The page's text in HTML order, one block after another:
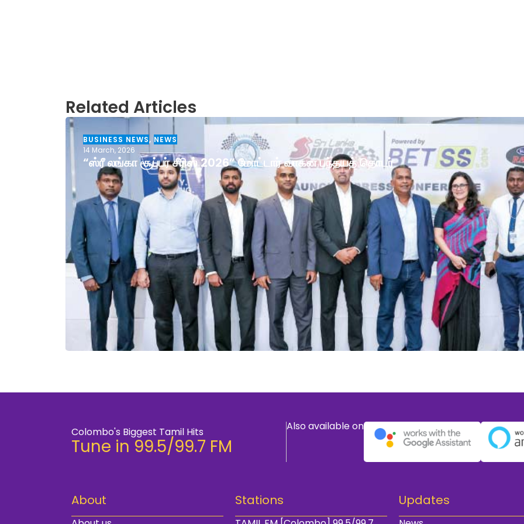
Related Articles
BUSINESS NEWS, NEWS
14 March, 2026
“ஸ்ரீ லங்கா சூப்பர் சீரிஸ் 2026” மோட்டார் வாகன பந்தயத் தொடர்
Colombo's Biggest Tamil Hits
Tune in 99.5/99.7 FM
Also available on
About Stations Updates